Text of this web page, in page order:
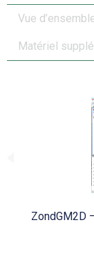
Vue
Matériel
ZondGM2D